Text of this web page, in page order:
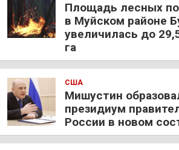
Площадь лесных
в Муйском районе
увеличилась до
га
США
Мишустин
президиум
России в новом